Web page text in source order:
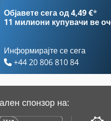
Објавете сега од 4,49 €*
11 милиони купувачи ве
Информирајте се сега
+44 20 806 810 84
спонзор на: